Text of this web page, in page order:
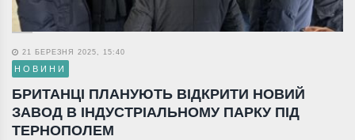
21 БЕРЕЗНЯ 2025, 15:40
НОВИНИ
БРИТАНЦІ ПЛАНУЮТЬ ВІДКРИТИ НОВИЙ
ЗАВОД В ІНДУСТРІАЛЬНОМУ ПАРКУ ПІД
ТЕРНОПОЛЕМ